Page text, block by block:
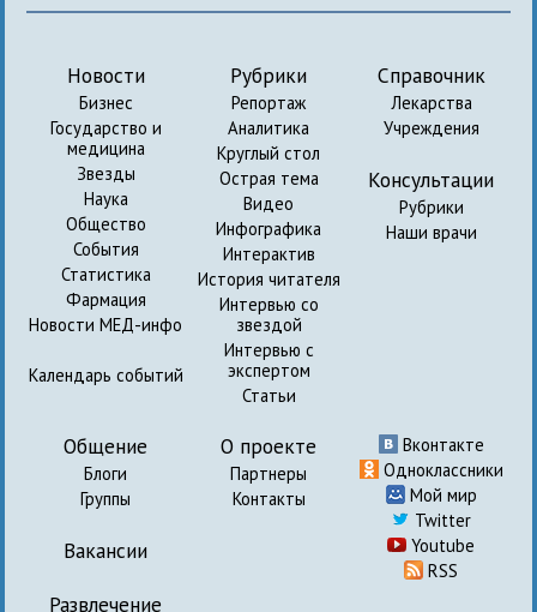
Новости
Бизнес
Государство и
медицина
Звезды
Наука
Общество
События
Статистика
Фармация
Новости МЕД-инфо
Календарь событий
Рубрики
Репортаж
Аналитика
Круглый стол
Острая тема
Видео
Инфографика
Интерактив
История читателя
Интервью со
звездой
Интервью с
экспертом
Статьи
Справочник
Лекарства
Учреждения
Консультации
Рубрики
Наши врачи
Общение
Блоги
Группы
Вакансии
Развлечение
О проекте
Партнеры
Контакты
Вконтакте
Одноклассники
Мой мир
Twitter
Youtube
RSS